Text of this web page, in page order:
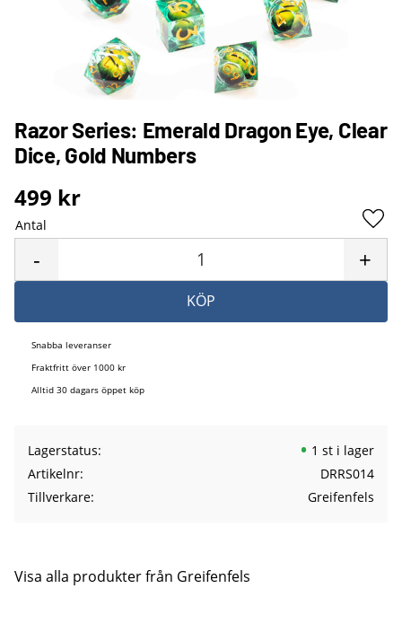
Razor Series: Emerald Dragon Eye, Clear
Dice, Gold Numbers
499 kr
Antal
+
-
KÖP
Snabba leveranser
Fraktfritt över 1000 kr
Alltid 30 dagars öppet köp
Lagerstatus
1 st i lager
Artikelnr
DRRS014
Tillverkare
Greifenfels
Visa alla produkter från Greifenfels